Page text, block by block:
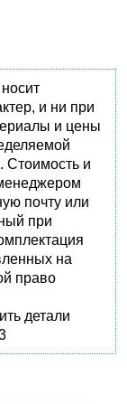
и ни при
и цены
Стоимость и
почту или
при
на
право
детали